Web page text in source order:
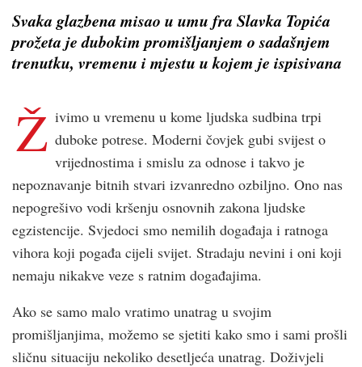
Svaka glazbena misao u umu fra Slavka Topića
prožeta je dubokim promišljanjem o sadašnjem
trenutku, vremenu i mjestu u kojem je ispisivana
Ž ivimo u vremenu u kome ljudska sudbina trpi
duboke potrese. Moderni čovjek gubi svijest o
vrijednostima i smislu za odnose i takvo je
nepoznavanje bitnih stvari izvanredno ozbiljno. Ono nas
nepogrešivo vodi kršenju osnovnih zakona ljudske
egzistencije. Svjedoci smo nemilih događaja i ratnoga
vihora koji pogađa cijeli svijet. Stradaju nevini i oni koji
nemaju nikakve veze s ratnim događajima.
Ako se samo malo vratimo unatrag u svojim
promišljanjima, možemo se sjetiti kako smo i sami prošli
sličnu situaciju nekoliko desetljeća unatrag. Doživjeli